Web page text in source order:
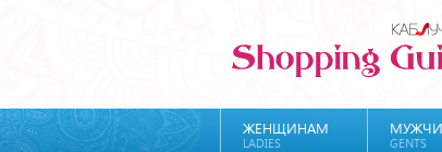
ЖЕНЩИНАМ
LADIES GENTS